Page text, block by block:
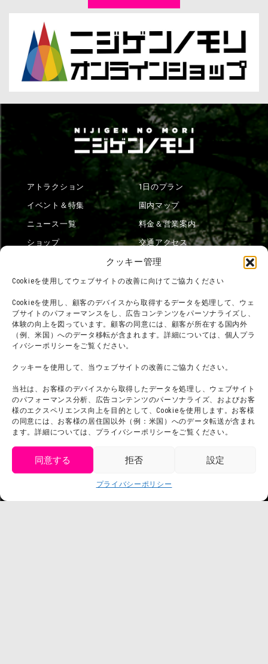
クッキー管理
Cookieを使用してウェブサイトの改善に向けてご協力ください
Cookieを使用し、顧客のデバイスから取得するデータを処理して、ウェ
ブサイトのパフォーマンスをし、広告コンテンツをパーソナライズし、
体験の向上を図っています。顧客の同意には、顧客が所在する国内外
（例、米国）へのデータ移転が含まれます。詳細については、個人プラ
イバシーポリシーをご覧ください。
クッキーを使用して、当ウェブサイトの改善にご協力ください。
当社は、お客様のデバイスから取得したデータを処理し、ウェブサイト
のパフォーマンス分析、広告コンテンツのパーソナライズ、およびお客
様のエクスペリエンス向上を目的として、Cookieを使用します。お客様
の同意には、お客様の居住国以外（例：米国）へのデータ転送が含まれ
ます。詳細については、プライバシーポリシーをご覧ください。
同意する 拒否 設定
プライバシーポリシー
アトラクション
イベント＆特集
ニュース一覧
ショップ
オンラインショップ
宿泊
1日のプラン
園内マップ
料金＆営業案内
交通アクセス
ニジゲンノモリとは？
団体利用について
チームビルディング計画
お問い合わせ
利用規約
プライバシーポリシー
SNS
会社概要
スタッフ募集